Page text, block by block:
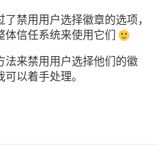
禁用用户选择徽章的选项，
信任系统来使用它们
法来禁用用户选择他们的徽
以着手处理。